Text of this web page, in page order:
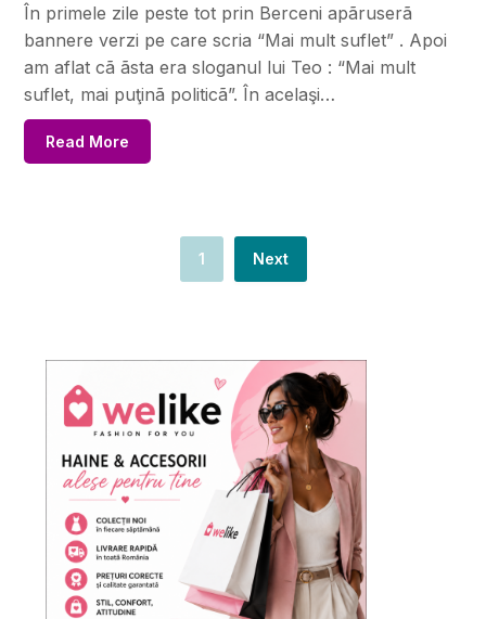
În primele zile peste tot prin Berceni apãruserã
bannere verzi pe care scria “Mai mult suflet” . Apoi
am aflat cã ãsta era sloganul lui Teo : “Mai mult
suflet, mai puţinã politicã”. În acelaşi…
Read More
1 Next